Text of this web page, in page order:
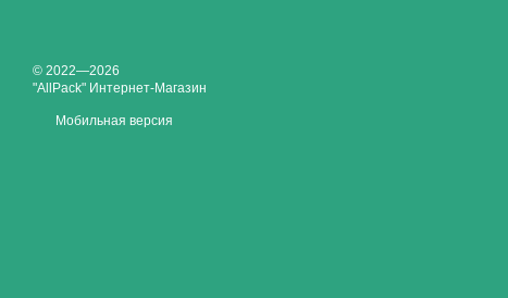
© 2022—2026
"AllPack" Интернет-Магазин
Мобильная версия